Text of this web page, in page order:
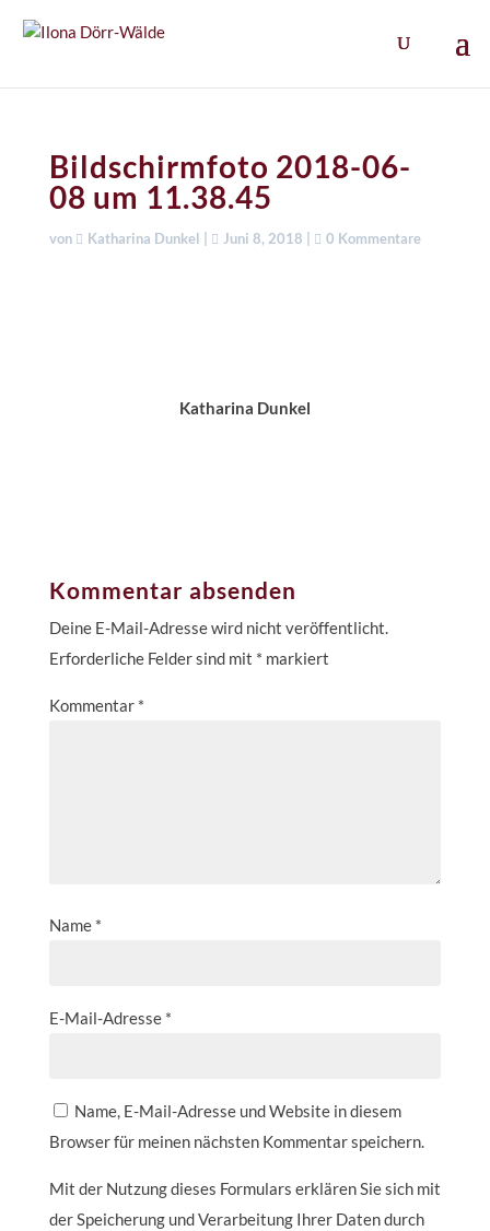
Bildschirmfoto 2018-06-
08 um 11.38.45
von Katharina Dunkel Juni 8, 2018 0 Kommentare
Katharina Dunkel
Kommentar absenden
Deine E-Mail-Adresse wird nicht veröffentlicht.
Erforderliche Felder sind mit * markiert
Kommentar *
Name *
E-Mail-Adresse *
Name, E-Mail-Adresse und Website in diesem
Browser für meinen nächsten Kommentar speichern.
Mit der Nutzung dieses Formulars erklären Sie sich mit
der Speicherung und Verarbeitung Ihrer Daten durch